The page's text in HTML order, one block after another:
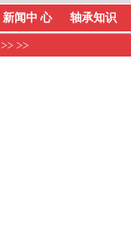
新闻中 心 轴承知识
>> >>